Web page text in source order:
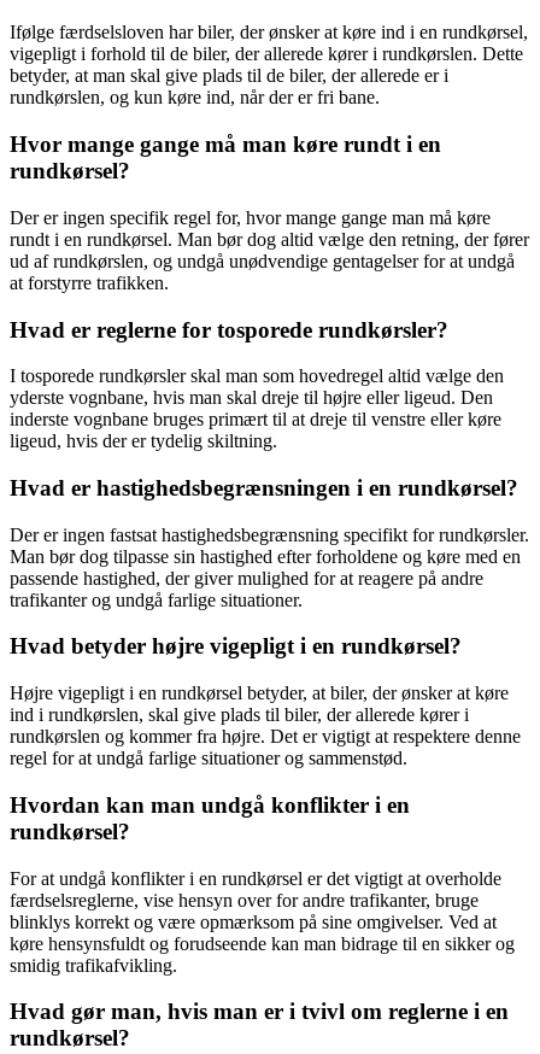
Ifølge færdselsloven har biler, der ønsker at køre ind i en rundkørsel,
vigepligt i forhold til de biler, der allerede kører i rundkørslen. Dette
betyder, at man skal give plads til de biler, der allerede er i
rundkørslen, og kun køre ind, når der er fri bane.
Hvor mange gange må man køre rundt i en
rundkørsel?
Der er ingen specifik regel for, hvor mange gange man må køre
rundt i en rundkørsel. Man bør dog altid vælge den retning, der fører
ud af rundkørslen, og undgå unødvendige gentagelser for at undgå
at forstyrre trafikken.
Hvad er reglerne for tosporede rundkørsler?
I tosporede rundkørsler skal man som hovedregel altid vælge den
yderste vognbane, hvis man skal dreje til højre eller ligeud. Den
inderste vognbane bruges primært til at dreje til venstre eller køre
ligeud, hvis der er tydelig skiltning.
Hvad er hastighedsbegrænsningen i en rundkørsel?
Der er ingen fastsat hastighedsbegrænsning specifikt for rundkørsler.
Man bør dog tilpasse sin hastighed efter forholdene og køre med en
passende hastighed, der giver mulighed for at reagere på andre
trafikanter og undgå farlige situationer.
Hvad betyder højre vigepligt i en rundkørsel?
Højre vigepligt i en rundkørsel betyder, at biler, der ønsker at køre
ind i rundkørslen, skal give plads til biler, der allerede kører i
rundkørslen og kommer fra højre. Det er vigtigt at respektere denne
regel for at undgå farlige situationer og sammenstød.
Hvordan kan man undgå konflikter i en
rundkørsel?
For at undgå konflikter i en rundkørsel er det vigtigt at overholde
færdselsreglerne, vise hensyn over for andre trafikanter, bruge
blinklys korrekt og være opmærksom på sine omgivelser. Ved at
køre hensynsfuldt og forudseende kan man bidrage til en sikker og
smidig trafikafvikling.
Hvad gør man, hvis man er i tvivl om reglerne i en
rundkørsel?